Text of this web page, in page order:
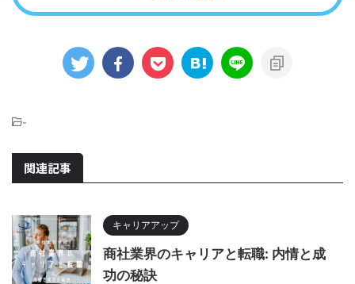
-
関連記事
キャリアアップ
商社業界のキャリアと転職: 内情と成
功の秘訣